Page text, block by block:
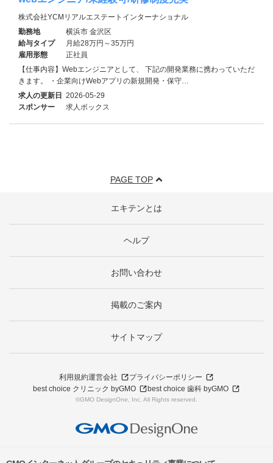
株式会社YCMリアルエステートインターナショナル
勤務地
横浜市 金沢区
給与タイプ
月給28万円～35万円
雇用形態
正社員
【仕事内容】Webエンジニアとして、 下記の開発業務に携わっていただ
きます。 ・企業向けWebアプリの新規開発・保守…
求人の更新日 2026-05-29
スポンサー
求人ボックス
PAGE TOP
エキテンとは
ヘルプ
お問い合わせ
掲載のご案内
サイトマップ
利用規約運営会社
プライバシーポリシー
best choice クリニック byGMO
best choice 歯科 byGMO
©GMO DesignOne, Inc. All Rights reserved.